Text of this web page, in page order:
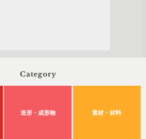
Category
造形・成形物 素材・材料